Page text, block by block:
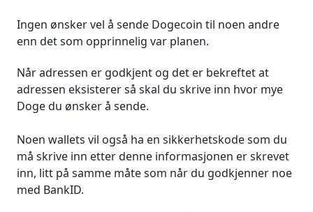
Ingen ønsker vel å sende Dogecoin til noen andre
enn det som opprinnelig var planen.
Når adressen er godkjent og det er bekreftet at
adressen eksisterer så skal du skrive inn hvor mye
Doge du ønsker å sende.
Noen wallets vil også ha en sikkerhetskode som du
må skrive inn etter denne informasjonen er skrevet
inn, litt på samme måte som når du godkjenner noe
med BankID.